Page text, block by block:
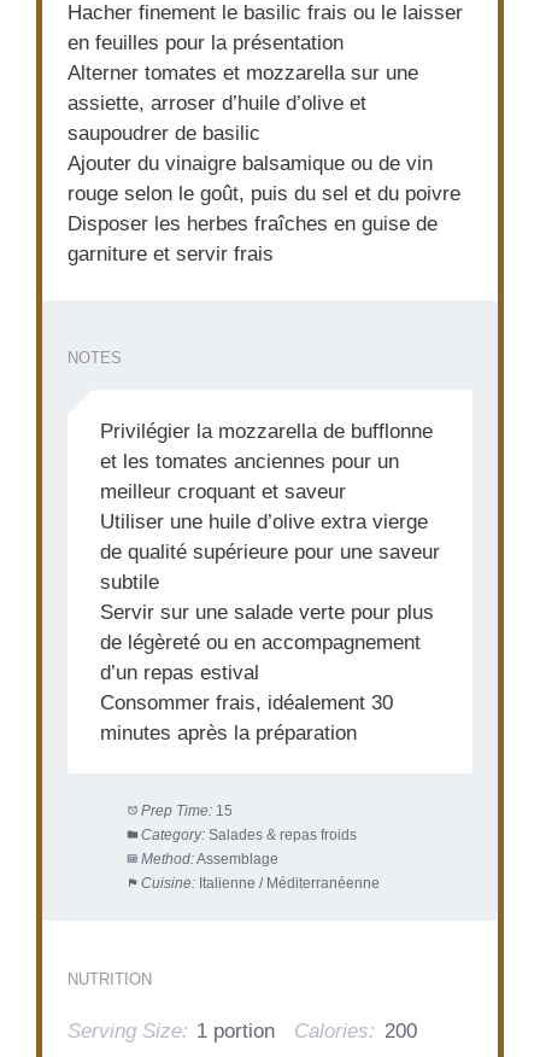
Hacher finement le basilic frais ou le laisser
en feuilles pour la présentation
Alterner tomates et mozzarella sur une
assiette, arroser d’huile d’olive et
saupoudrer de basilic
Ajouter du vinaigre balsamique ou de vin
rouge selon le goût, puis du sel et du poivre
Disposer les herbes fraîches en guise de
garniture et servir frais
NOTES
Privilégier la mozzarella de bufflonne
et les tomates anciennes pour un
meilleur croquant et saveur
Utiliser une huile d’olive extra vierge
de qualité supérieure pour une saveur
subtile
Servir sur une salade verte pour plus
de légèreté ou en accompagnement
d’un repas estival
Consommer frais, idéalement 30
minutes après la préparation
Prep Time: 15
Category: Salades & repas froids
Method:Assemblage
Cuisine: Italienne / Méditerranéenne
NUTRITION
Serving Size: 1 portion Calories: 200